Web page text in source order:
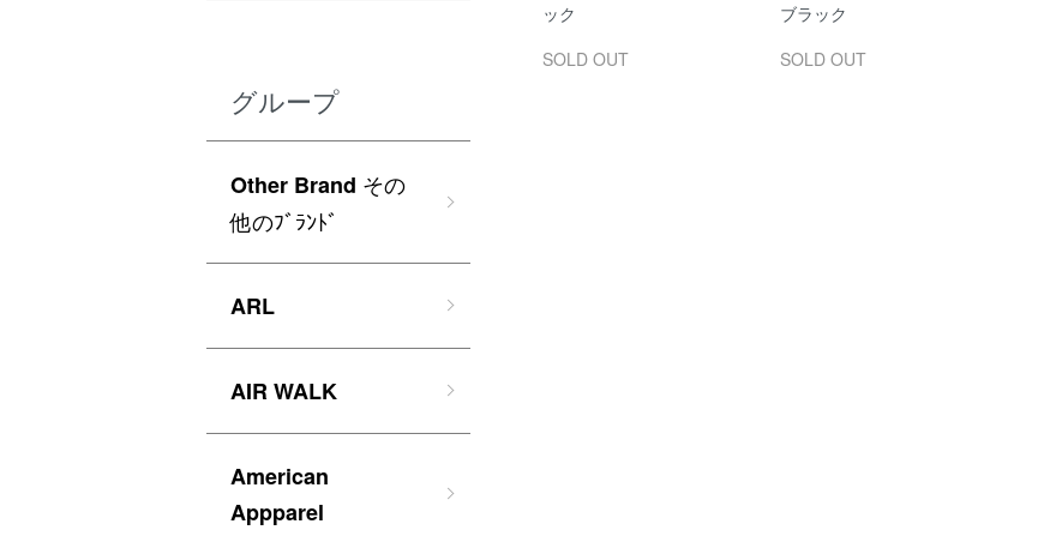
ック
SOLD OUT
ブラック
SOLD OUT
グループ
Other Brand その
他のﾌﾞﾗﾝﾄﾞ
ARL
AIR WALK
American
Appparel